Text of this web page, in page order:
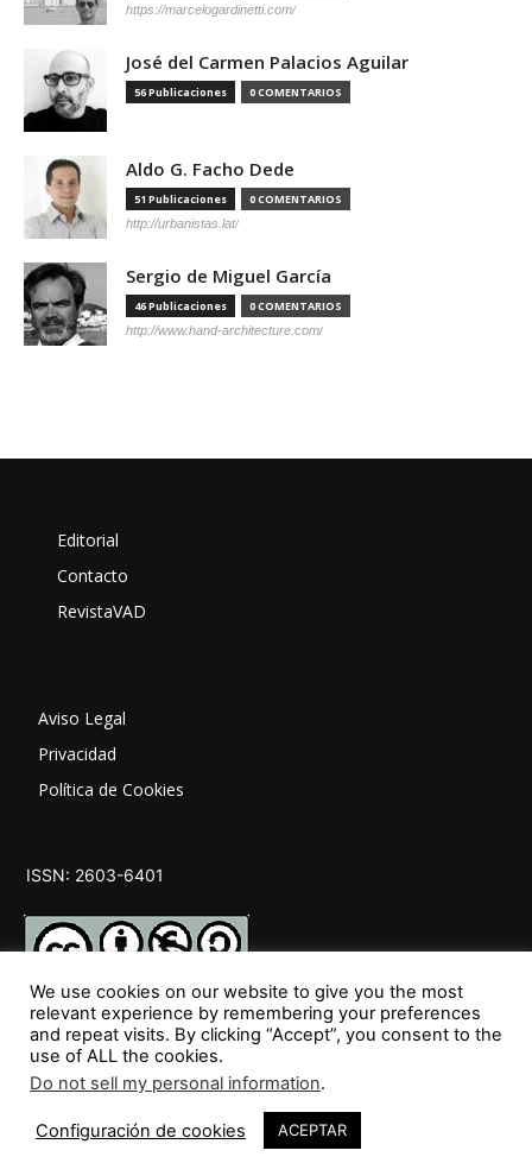
https://marcelogardinetti.com/
José del Carmen Palacios Aguilar
56 Publicaciones 0 COMENTARIOS
Aldo G. Facho Dede
51 Publicaciones 0 COMENTARIOS
http://urbanistas.lat/
Sergio de Miguel García
46 Publicaciones 0 COMENTARIOS
http://www.hand-architecture.com/
Editorial
Contacto
RevistaVAD
Aviso Legal
Privacidad
Política de Cookies
ISSN: 2603-6401
SÍGUENOS
We use cookies on our website to give you the most
relevant experience by remembering your preferences
and repeat visits. By clicking “Accept”, you consent to the
use of ALL the cookies.
Do not sell my personal information.
Configuración de cookies ACEPTAR